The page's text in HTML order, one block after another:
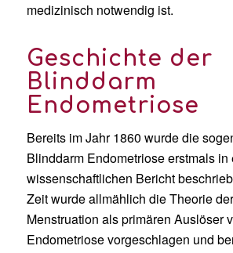
medizinisch notwendig ist.
Geschichte der
Blinddarm
Endometriose
Bereits im Jahr 1860 wurde die
Blinddarm Endometriose erstmals in
wissenschaftlichen Bericht
Zeit wurde allmählich die Theorie
Menstruation als primären Auslöser
Endometriose vorgeschlagen und